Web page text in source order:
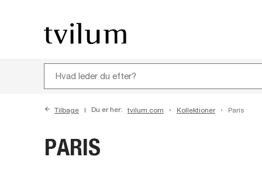
Tilbage Du er her: tvilum.com Kollektioner Paris
PARIS